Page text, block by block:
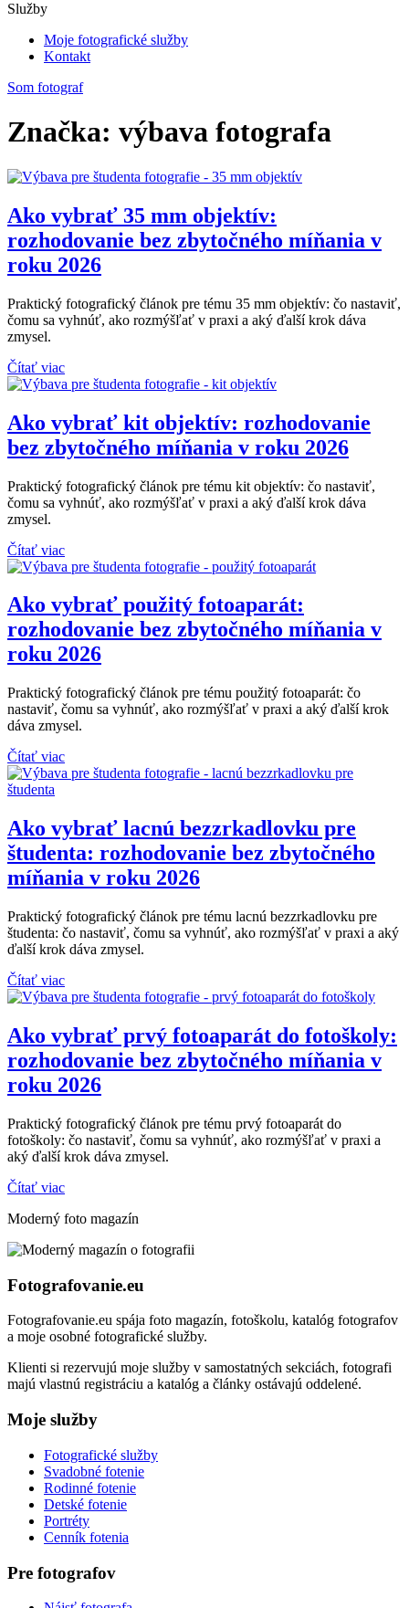
Služby
Moje fotografické služby
Kontakt
Som fotograf
Značka: výbava fotografa
Ako vybrať 35 mm objektív:
rozhodovanie bez zbytočného míňania v
roku 2026
Praktický fotografický článok pre tému 35 mm objektív: čo nastaviť,
čomu sa vyhnúť, ako rozmýšľať v praxi a aký ďalší krok dáva
zmysel.
Čítať viac
Ako vybrať kit objektív: rozhodovanie
bez zbytočného míňania v roku 2026
Praktický fotografický článok pre tému kit objektív: čo nastaviť,
čomu sa vyhnúť, ako rozmýšľať v praxi a aký ďalší krok dáva
zmysel.
Čítať viac
Ako vybrať použitý fotoaparát:
rozhodovanie bez zbytočného míňania v
roku 2026
Praktický fotografický článok pre tému použitý fotoaparát: čo
nastaviť, čomu sa vyhnúť, ako rozmýšľať v praxi a aký ďalší krok
dáva zmysel.
Čítať viac
Ako vybrať lacnú bezzrkadlovku pre
študenta: rozhodovanie bez zbytočného
míňania v roku 2026
Praktický fotografický článok pre tému lacnú bezzrkadlovku pre
študenta: čo nastaviť, čomu sa vyhnúť, ako rozmýšľať v praxi a aký
ďalší krok dáva zmysel.
Čítať viac
Ako vybrať prvý fotoaparát do fotoškoly:
rozhodovanie bez zbytočného míňania v
roku 2026
Praktický fotografický článok pre tému prvý fotoaparát do
fotoškoly: čo nastaviť, čomu sa vyhnúť, ako rozmýšľať v praxi a
aký ďalší krok dáva zmysel.
Čítať viac
Moderný foto magazín
Fotografovanie.eu
Fotografovanie.eu spája foto magazín, fotoškolu, katalóg fotografov
a moje osobné fotografické služby.
Klienti si rezervujú moje služby v samostatných sekciách, fotografi
majú vlastnú registráciu a katalóg a články ostávajú oddelené.
Moje služby
Fotografické služby
Svadobné fotenie
Rodinné fotenie
Detské fotenie
Portréty
Cenník fotenia
Pre fotografov